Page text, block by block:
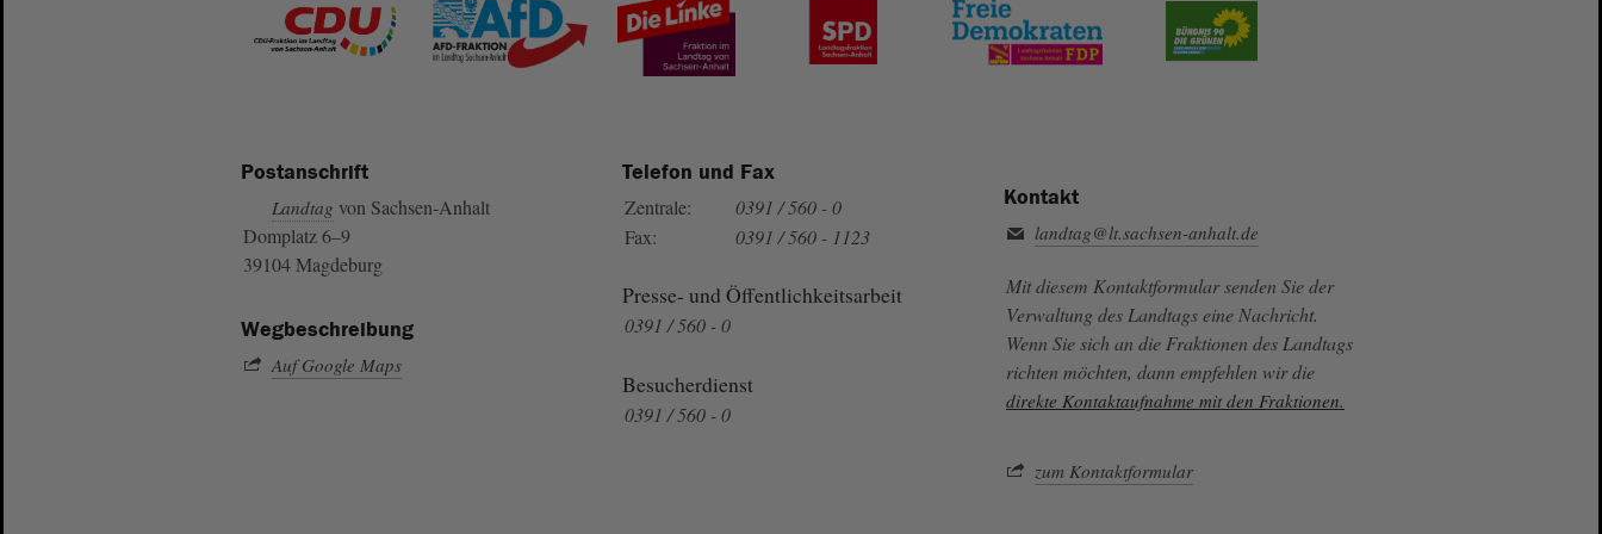
Postanschrift
Landtag von Sachsen-Anhalt
Domplatz 6–9
39104 Magdeburg
Wegbeschreibung
Auf Google Maps
Telefon und Fax
Zentrale:
0391 / 560 - 0
Fax:
0391 / 560 - 1123
Presse- und Öffentlichkeitsarbeit
0391 / 560 - 0
Besucherdienst
0391 / 560 - 0
Kontakt
landtag@lt.sachsen-anhalt.de
Mit diesem Kontaktformular senden Sie der
Verwaltung des Landtags eine Nachricht.
Wenn Sie sich an die Fraktionen des Landtags
richten möchten, dann empfehlen wir die
direkte Kontaktaufnahme mit den Fraktionen.
zum Kontaktformular